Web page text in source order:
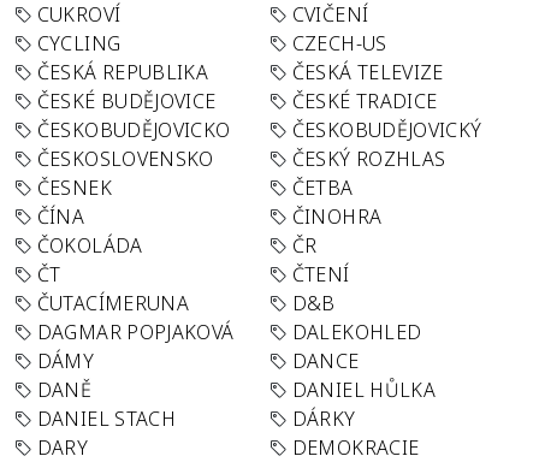
CUKROVÍ
CVIČENÍ
CYCLING
CZECH-US
ČESKÁ REPUBLIKA
ČESKÁ TELEVIZE
ČESKÉ BUDĚJOVICE
ČESKÉ TRADICE
ČESKOBUDĚJOVICKO
ČESKOBUDĚJOVICKÝ
ČESKOSLOVENSKO
ČESKÝ ROZHLAS
ČESNEK
ČETBA
ČÍNA
ČINOHRA
ČOKOLÁDA
ČR
ČT
ČTENÍ
ČUTACÍMERUNA
D&B
DAGMAR POPJAKOVÁ
DALEKOHLED
DÁMY
DANCE
DANĚ
DANIEL HŮLKA
DANIEL STACH
DÁRKY
DARY
DEMOKRACIE